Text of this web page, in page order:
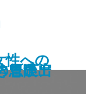
〔下〕
帰還
人の扇
冒険
思い出
性への
〔上〕